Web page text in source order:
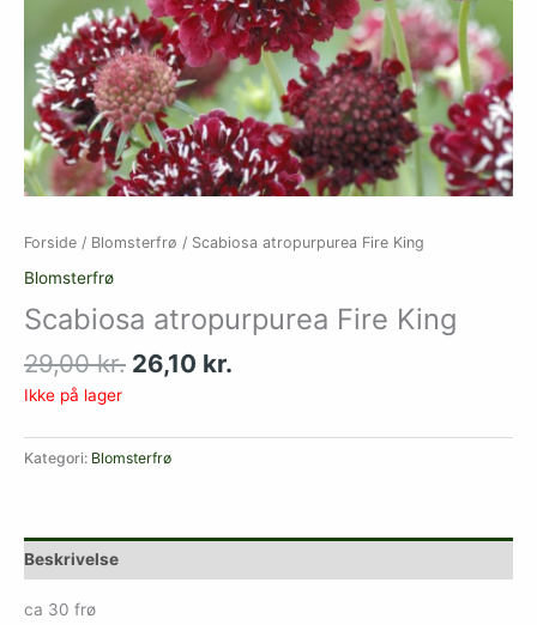
Forside / Blomsterfrø / Scabiosa atropurpurea Fire King
Blomsterfrø
Scabiosa atropurpurea Fire King
29,00kr. 26,10 kr.
Ikke på lager
Kategori: Blomsterfrø
Beskrivelse
ca 30 frø